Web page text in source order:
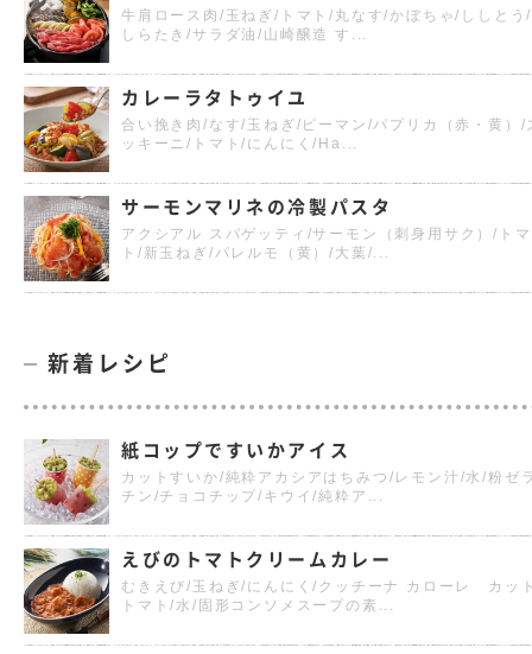
牛肩ロース肉/玉ねぎ/トマト/丸なす/かぼちゃ/ししとう/
しらたき/サラダ油/山崎醸造 す...
カレーラタトゥイユ
合い挽き肉/なす/玉ねぎ/ピーマン/パプリカ（赤・黄）/
ッキーニ/トマト/にんにく/Ha...
サーモンマリネの冷製パスタ
アクシアル スパゲッティ/サーモン（刺身用サク）/トマ
ト/新玉ねぎ/パレルモ（黄）/大葉/...
新着レシピ
紙コップですいかアイス
カットすいか/純粋アカシアはちみつ/レモン汁/水/粉ゼ
チン/チョコチップ/キウイ/純粋ア...
えびのトマトクリームカレー
むきえび/玉ねぎ/にんにく/クッチーナ カローレ カッ
トマト/水/固形コンソメスープの素...